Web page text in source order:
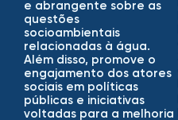
e abrangente sobre as
questões
socioambientais
relacionadas à água.
Além disso, promove o
engajamento dos atores
sociais em políticas
públicas e iniciativas
voltadas para a melhoria